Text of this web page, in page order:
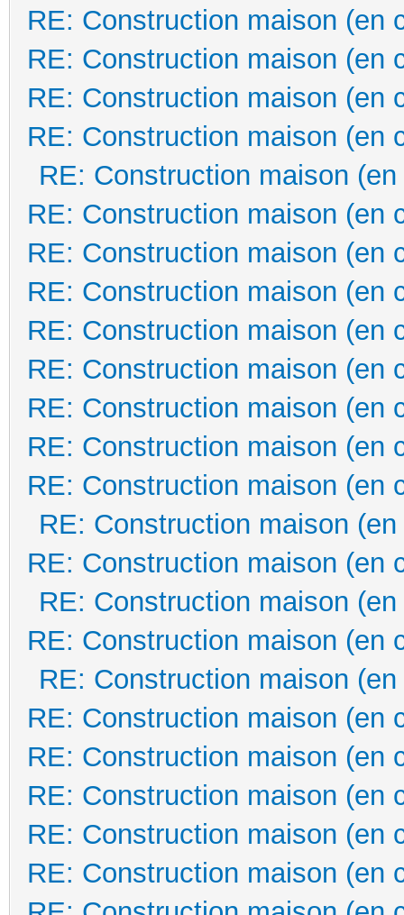
RE: Construction maison (en
RE: Construction maison (en
RE: Construction maison (en
RE: Construction maison (en
RE: Construction maison
RE: Construction maison (en
RE: Construction maison (en
RE: Construction maison (en
RE: Construction maison (en
RE: Construction maison (en
RE: Construction maison (en
RE: Construction maison (en
RE: Construction maison (en
RE: Construction maison
RE: Construction maison (en
RE: Construction maison
RE: Construction maison (en
RE: Construction maison
RE: Construction maison (en
RE: Construction maison (en
RE: Construction maison (en
RE: Construction maison (en
RE: Construction maison (en